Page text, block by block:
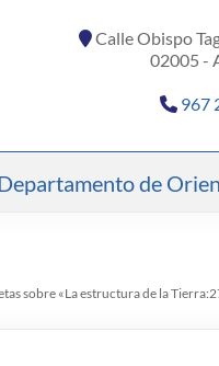
Calle Obispo
02005 -
967
de
sobre «La estructura de la